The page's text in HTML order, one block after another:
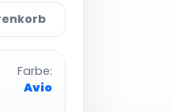
Farbe:
Avio